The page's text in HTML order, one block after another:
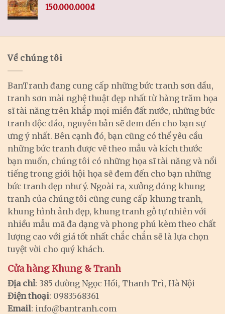
150.000.000₫
Về chúng tôi
BanTranh đang cung cấp những bức tranh sơn dầu,
tranh sơn mài nghệ thuật đẹp nhất từ hàng trăm họa
sĩ tài năng trên khắp mọi miền đất nước, những bức
tranh độc đáo, nguyên bản sẽ đem đến cho bạn sự
ưng ý nhất. Bên cạnh đó, bạn cũng có thể yêu cầu
những bức tranh được vẽ theo mẫu và kích thước
bạn muốn, chúng tôi có những họa sĩ tài năng và nổi
tiếng trong giới hội họa sẽ đem đến cho bạn những
bức tranh đẹp như ý. Ngoài ra, xưởng đóng khung
tranh của chúng tôi cũng cung cấp khung tranh,
khung hình ảnh đẹp, khung tranh gỗ tự nhiên với
nhiều mẫu mã đa dạng và phong phú kèm theo chất
lượng cao với giá tốt nhất chắc chắn sẽ là lựa chọn
tuyệt vời cho quý khách.
Cửa hàng Khung & Tranh
Địa chỉ: 385 đường Ngọc Hồi, Thanh Trì, Hà Nội
Điện thoại: 0983568361
Email: info@bantranh.com